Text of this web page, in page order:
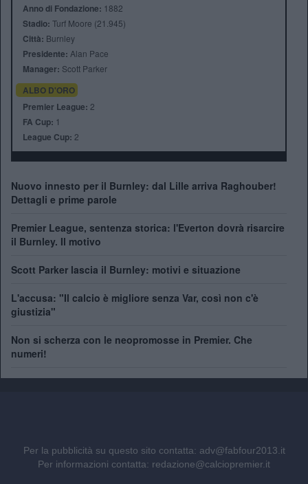
Anno di Fondazione: 1882
Stadio: Turf Moore (21.945)
Città: Burnley
Presidente: Alan Pace
Manager: Scott Parker
ALBO D'ORO
Premier League: 2
FA Cup: 1
League Cup: 2
Nuovo innesto per il Burnley: dal Lille arriva Raghouber!
Dettagli e prime parole
Premier League, sentenza storica: l'Everton dovrà risarcire
il Burnley. Il motivo
Scott Parker lascia il Burnley: motivi e situazione
L'accusa: "Il calcio è migliore senza Var, così non c'è
giustizia"
Non si scherza con le neopromosse in Premier. Che
numeri!
Per la pubblicità su questo sito contatta: adv@fabfour2013.it
Per informazioni contatta: redazione@calciopremier.it